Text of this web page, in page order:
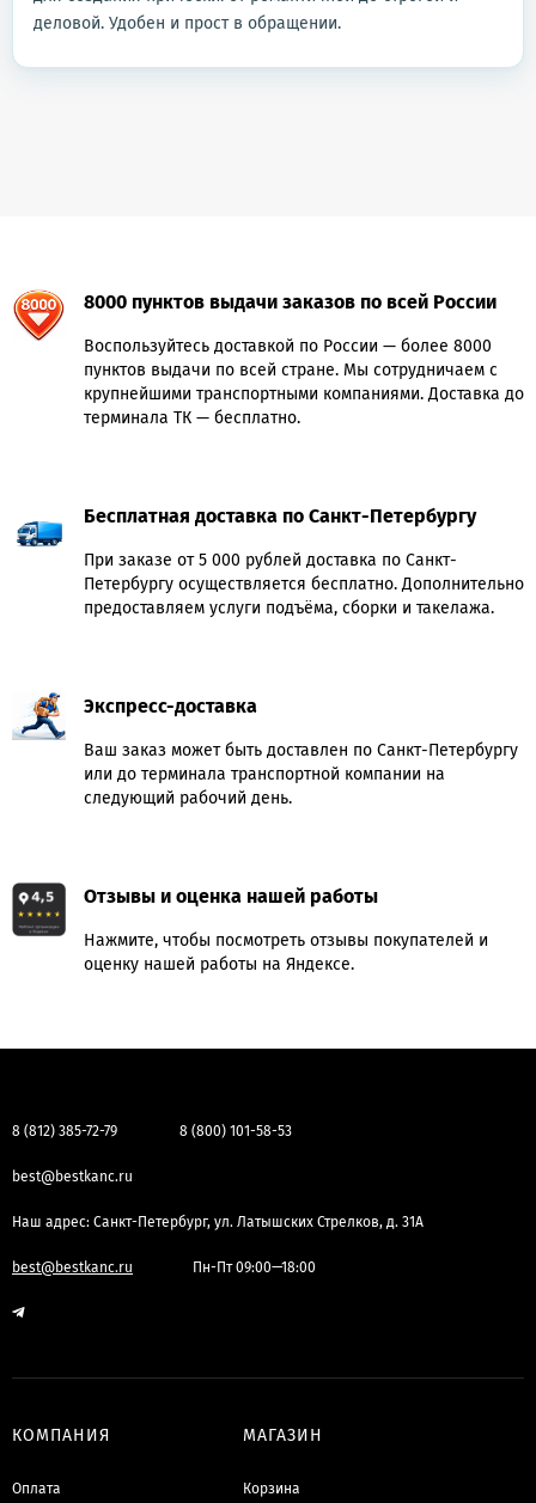
деловой. Удобен и прост в обращении.
8000 пунктов выдачи заказов по всей России
Воспользуйтесь доставкой по России — более 8000
пунктов выдачи по всей стране. Мы сотрудничаем с
крупнейшими транспортными компаниями. Доставка до
терминала ТК — бесплатно.
Бесплатная доставка по Санкт-Петербургу
При заказе от 5 000 рублей доставка по Санкт-
Петербургу осуществляется бесплатно. Дополнительно
предоставляем услуги подъёма, сборки и такелажа.
Экспресс-доставка
Ваш заказ может быть доставлен по Санкт-Петербургу
или до терминала транспортной компании на
следующий рабочий день.
Отзывы и оценка нашей работы
Нажмите, чтобы посмотреть отзывы покупателей и
оценку нашей работы на Яндексе.
8 (812) 385-72-79 8 (800) 101-58-53
best@bestkanc.ru
Наш адрес: Санкт-Петербург, ул. Латышских Стрелков, д. 31А
best@bestkanc.ru Пн-Пт 09:00—18:00
КОМПАНИЯ
Оплата
МАГАЗИН
Корзина